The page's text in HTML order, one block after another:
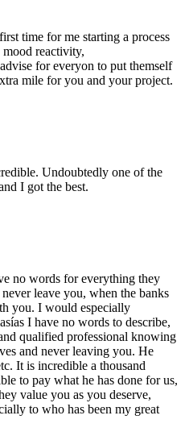
time for me starting a process
reactivity,
for everyon to put themself
mile for you and your project.
Undoubtedly one of the
I got the best.
no words for everything they
leave you, when the banks
you. I would especially
I have no words to describe,
qualified professional knowing
and never leaving you. He
It is incredible a thousand
to pay what he has done for us,
value you as you deserve,
to who has been my great